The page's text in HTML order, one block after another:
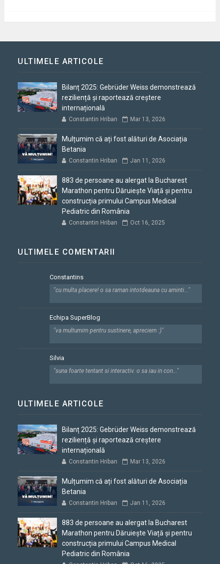
ULTIMELE ARTICOLE
Bilanț 2025: Gebrüder Weiss demonstrează
reziliență și raportează creștere
internațională
Constantin Hriban Mar 13, 2026
Mulțumim că ați fost alături de Asociația
Betania
Constantin Hriban Jan 11, 2026
883 de persoane au alergat la Bucharest
Marathon pentru Dăruiește Viață și pentru
construcția primului Campus Medical
Pediatric din România
Constantin Hriban Oct 16, 2025
ULTIMELE COMENTARII
Constantins
"cu multa placere! o sa raman intotdeauna cu aminti..."
Echipa SuperBlog
"va multumim pentru sustinere, apreciem :)"
Silvia
"suna foarte tentant si interactiv. o sa iau in con..."
ULTIMELE ARTICOLE
Bilanț 2025: Gebrüder Weiss demonstrează
reziliență și raportează creștere
internațională
Constantin Hriban Mar 13, 2026
Mulțumim că ați fost alături de Asociația
Betania
Constantin Hriban Jan 11, 2026
883 de persoane au alergat la Bucharest
Marathon pentru Dăruiește Viață și pentru
construcția primului Campus Medical
Pediatric din România